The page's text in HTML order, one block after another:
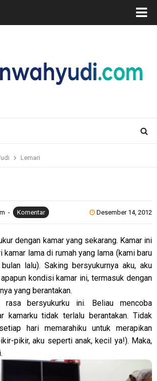
Lemari
Desember 14, 2012
Komentar
dengan kamar yang sekarang. Kamar ini
kamar lama di rumah yang lama (kami baru
lalu). Saking bersyukurnya aku, aku
kondisi kamar ini, termasuk dengan
yang berantakan.
rasa bersyukurku ini. Beliau mencoba
kamarku tidak terlalu berantakan. Tidak
hari memarahiku untuk merapikan
pikir, aku seperti anak, kecil ya!). Maka,